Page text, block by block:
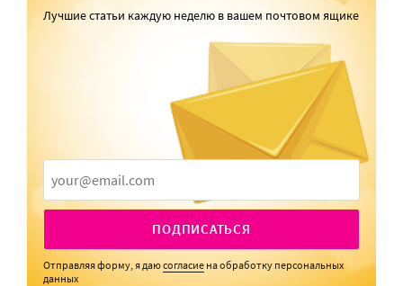
Лучшие статьи каждую неделю в вашем почтовом ящике
ПОДПИСАТЬСЯ
Отправляя форму, я даюсогласие на обработку персональных
данных